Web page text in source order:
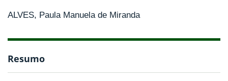
ALVES, Paula Manuela de Miranda
Resumo